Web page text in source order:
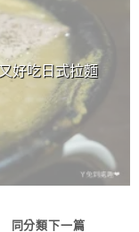
好吃日式拉麵
同分類下一篇